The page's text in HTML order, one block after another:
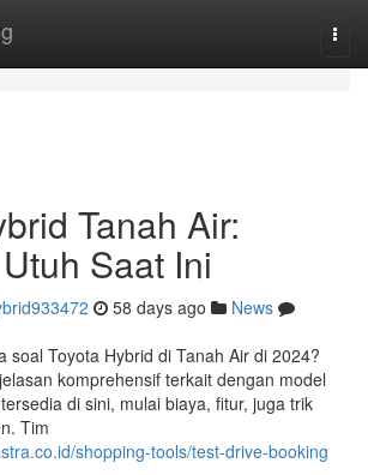
Tanah Air:
Saat Ini
58 days ago
News
soal Toyota Hybrid di Tanah Air di 2024?
komprehensif terkait dengan model
di sini, mulai biaya, fitur, juga trik
Tim
shopping-tools/test-drive-booking